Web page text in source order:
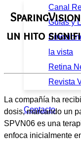
Canal
Guías y
la vista
Retina
Revista
Contacto
un hito
La compañía ha
dosis, marcando un
SPVN06 es una
enfoca inicialmente